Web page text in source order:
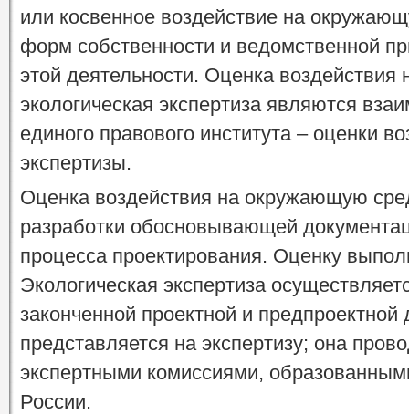
или косвенное воздействие на
форм собственности и ведомственной
этой деятельности. Оценка
экологическая экспертиза являются
единого правового института – оценки
экспертизы.
Оценка воздействия на окружающую
разработки обосновывающей
процесса проектирования. Оценку
Экологическая экспертиза
законченной проектной и предпроектной
представляется на экспертизу; она
экспертными комиссиями,
России.